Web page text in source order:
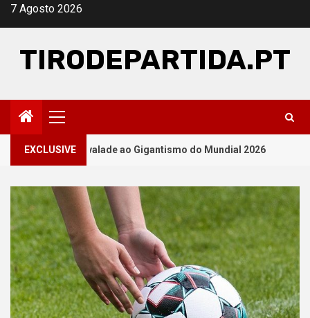
Skip7 Agosto 2026
TIRODEPARTIDA.PT
Primary
Menu
EXCLUSIVE
ao Gigantismo do Mundial 2026 2 O rolo